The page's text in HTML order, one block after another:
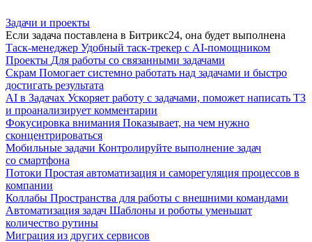
Задачи и проекты
Если задача поставлена в Битрикс24, она будет выполнена
Таск-менеджер Удобный таск-трекер с AI-помощником
Проекты Для работы со связанными задачами
Скрам Помогает системно работать над задачами и быстро
достигать результата
AI в Задачах Ускоряет работу с задачами, поможет написать ТЗ
и проанализирует комментарии
Фокусировка внимания Показывает, на чем нужно
сконцентрироваться
Мобильные задачи Контролируйте выполнение задач
со смартфона
Потоки Простая автоматизация и саморегуляция процессов в
компании
Коллабы Пространства для работы с внешними командами
Автоматизация задач Шаблоны и роботы уменьшат
количество рутины
Миграция из других сервисов